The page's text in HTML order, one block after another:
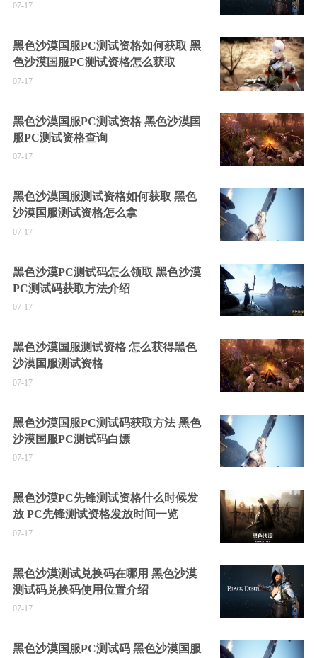
07-17
黑色沙漠国服PC测试资格如何获取 黑
色沙漠国服PC测试资格怎么获取
07-17
黑色沙漠国服PC测试资格 黑色沙漠国
服PC测试资格查询
07-17
黑色沙漠国服测试资格如何获取 黑色
沙漠国服测试资格怎么拿
07-17
黑色沙漠PC测试码怎么领取 黑色沙漠
PC测试码获取方法介绍
07-17
黑色沙漠国服测试资格 怎么获得黑色
沙漠国服测试资格
07-17
黑色沙漠国服PC测试码获取方法 黑色
沙漠国服PC测试码白嫖
07-17
黑色沙漠PC先锋测试资格什么时候发
放 PC先锋测试资格发放时间一览
07-17
黑色沙漠测试兑换码在哪用 黑色沙漠
测试码兑换码使用位置介绍
07-17
黑色沙漠国服PC测试码 黑色沙漠国服